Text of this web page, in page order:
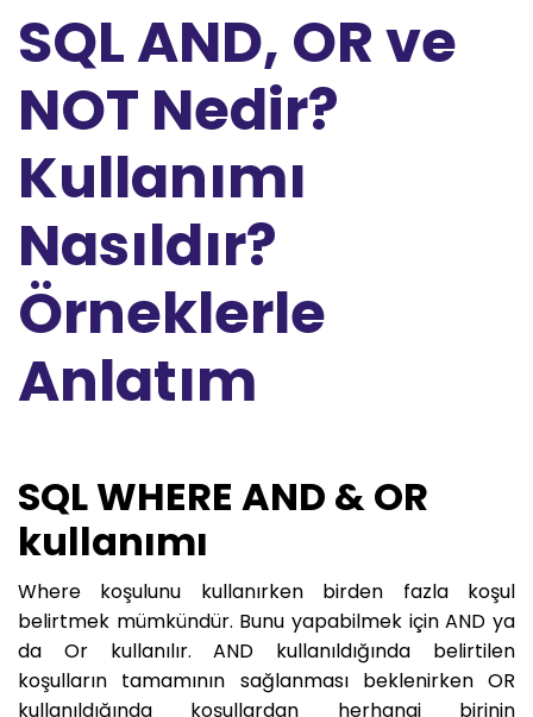
SQL AND, OR ve
NOT Nedir?
Kullanımı
Nasıldır?
Örneklerle
Anlatım
SQL WHERE AND & OR
kullanımı
Where koşulunu kullanırken birden fazla koşul
belirtmek mümkündür. Bunu yapabilmek için AND ya
da Or kullanılır. AND kullanıldığında belirtilen
koşulların tamamının sağlanması beklenirken OR
kullanıldığında koşullardan herhangi birinin